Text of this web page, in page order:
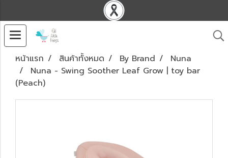
หน้าแรก สินค้าทั้งหมด By Brand
Nuna
Nuna - Swing Soother Leaf Grow | toy bar
(Peach)